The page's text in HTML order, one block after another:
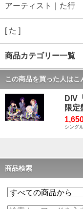
アーティスト｜た行
[ た ]
商品カテゴリー一覧
この商品を買った人は
DIV
限定
シング
商品検索